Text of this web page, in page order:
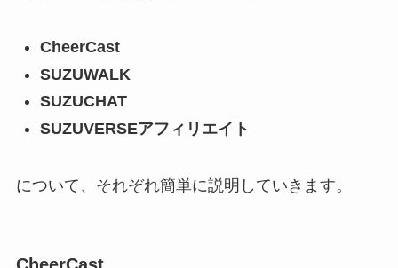
CheerCast
SUZUWALK
SUZUCHAT
SUZUVERSEアフィリエイト
について、それぞれ簡単に説明していきます。
CheerCast